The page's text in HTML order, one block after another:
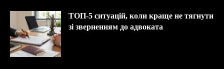
ТОП-5 ситуацій, коли краще не тягнути
зі зверненням до адвоката